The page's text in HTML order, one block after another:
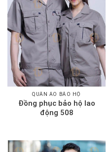
QUẦN ÁO BẢO HỘ
Đồng phục bảo hộ lao
động 508